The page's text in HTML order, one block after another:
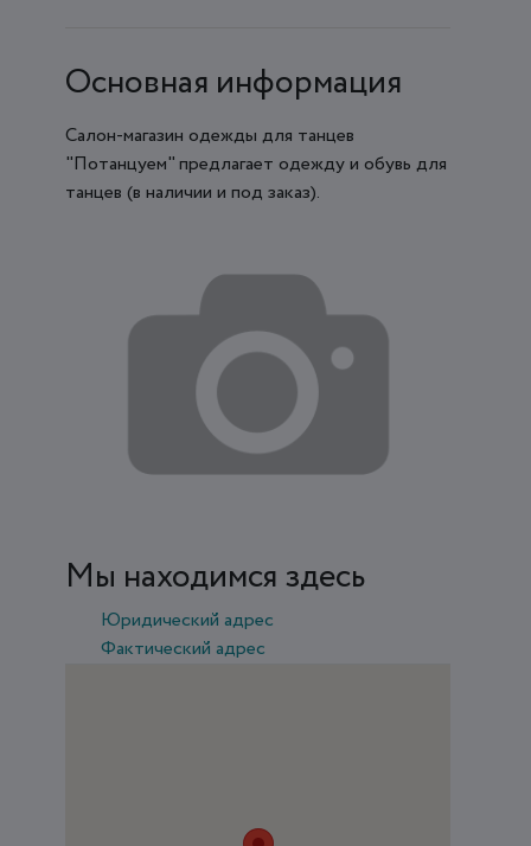
Основная информация
Салон-магазин одежды для танцев
"Потанцуем" предлагает одежду и обувь для
танцев (в наличии и под заказ).
Мы находимся здесь
Юридический адрес
Фактический адрес